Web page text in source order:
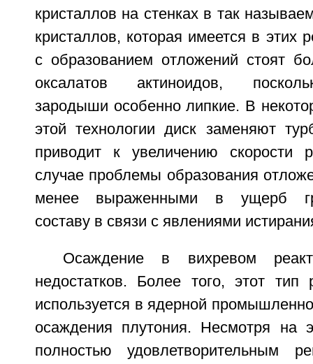
кристаллов на стенках в так
кристаллов, которая имеется в этих
с образованием отложений стоят
оксалатов актиноидов,
зародыши особенно липкие. В
этой технологии диск заменяют
приводит к увеличению скорости
случае проблемы образования
менее выраженными в ущерб
составу в связи с явлениями
Осаждение в вихревом
недостатков. Более того, этот тип
используется в ядерной
осаждения плутония. Несмотря на
полностью удовлетворительным